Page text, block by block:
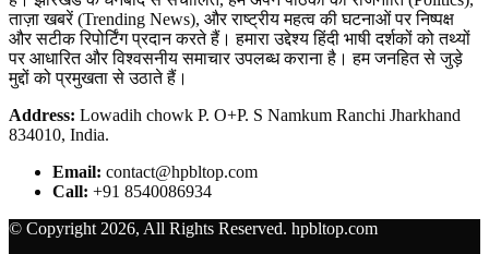
ताज़ा खबरें (Trending News), और राष्ट्रीय महत्व की घटनाओं पर निष्पक्ष
और सटीक रिपोर्टिंग प्रदान करते हैं। हमारा उद्देश्य हिंदी भाषी दर्शकों को तथ्यों
पर आधारित और विश्वसनीय समाचार उपलब्ध कराना है। हम जनहित से जुड़े
मुद्दों को प्रमुखता से उठाते हैं।
Address: Lowadih chowk P. O+P. S Namkum Ranchi Jharkhand
834010, India.
Email: contact@hpbltop.com
Call: +91 8540086934
© Copyright 2026, All Rights Reserved. hpbltop.com